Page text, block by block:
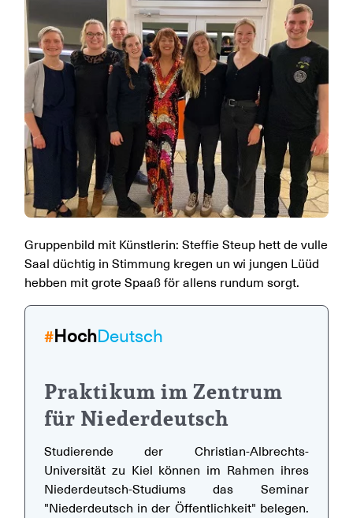
#HochDeutsch
Praktikum im Zentrum
für Niederdeutsch
Studierende der Christian-Albrechts-
Universität zu Kiel können im Rahmen ihres
Niederdeutsch-Studiums das Seminar
"Niederdeutsch in der Öffentlichkeit" belegen.
Gruppenbild mit Künstlerin: Steffie Steup hett de vulle
Saal düchtig in Stimmung kregen un wi jungen Lüüd
hebben mit grote Spaaß för allens rundum sorgt.